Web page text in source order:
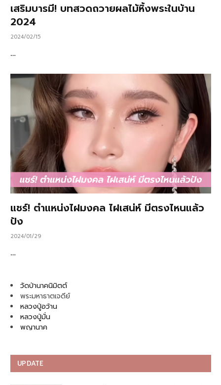
เสริมบารมี! บทสวดถวายผลไม้หิ้งพระในบ้าน
2024
2024/02/15
…
แชร์! ตำแหน่งไฝมงคล ไฝเสน่ห์ มีตรงไหนแล้ว
ปัง
2024/01/29
…
วัดป่านาคนิมิตต์
พระมหาธาตเจดีย์
หลวงปู่อว้าน
หลวงปู่มั่น
พญานาค
UPDATE